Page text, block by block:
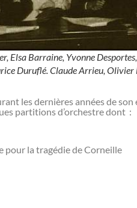
Elsa Barraine, Yvonne
Duruflé. Claude Arrieu, Olivier
les dernières années de
partitions d’orchestre dont :
pour la tragédie de Corneille